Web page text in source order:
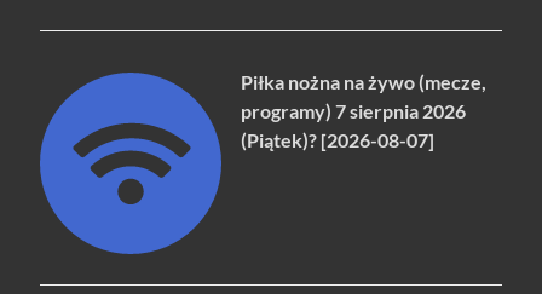
Piłka nożna na żywo (mecze,
programy) 7 sierpnia 2026
(Piątek)? [2026-08-07]